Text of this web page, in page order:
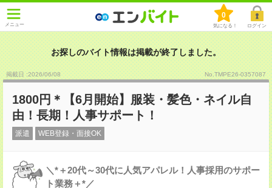
メニュー
0
気になる！ ログイン
お探しのバイト情報は掲載が終了しました。
掲載日 :2026/06/08 No.TMPE26-0357087
1800円＊【6月開始】服装・髪色・ネイル自
由！長期！人事サポート！
派遣 WEB登録・面接OK
＼*＋20代～30代に人気アパレル！人事採用のサポー
ト業務＋*／